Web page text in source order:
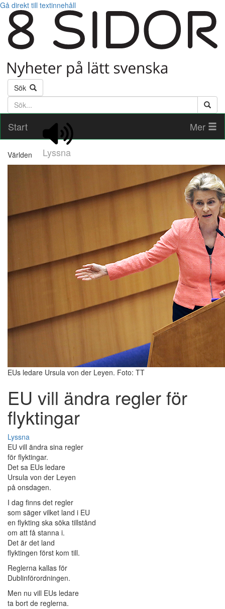
Gå direkt till textinnehåll
Sök
Söktext
Start
Lyssna
Mer
Världen
EUs ledare Ursula von der Leyen. Foto: TT
EU vill ändra regler för
flyktingar
Lyssna
EU vill ändra sina regler
för flyktingar.
Det sa EUs ledare
Ursula von der Leyen
på onsdagen.
I dag finns det regler
som säger vilket land i EU
en flykting ska söka tillstånd
om att få stanna i.
Det är det land
flyktingen först kom till.
Reglerna kallas för
Dublinförordningen.
Men nu vill EUs ledare
ta bort de reglerna.